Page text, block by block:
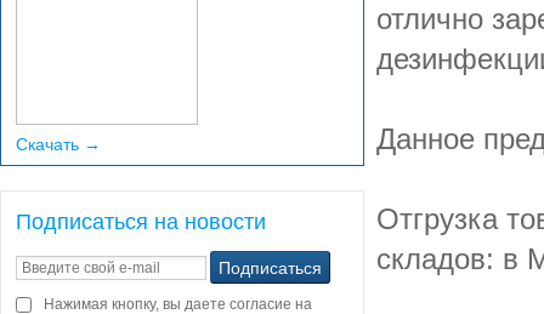
отлично
Данное
Отгрузка
складов: в
Скачать →
Подписаться на новости
Нажимая кнопку, вы даете согласие на